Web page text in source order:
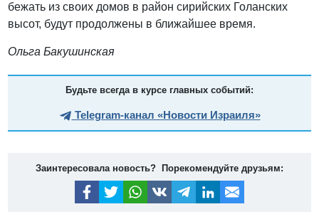
бежать из своих домов в район сирийских Голанских
высот, будут продолжены в ближайшее время.
Ольга Бакушинская
Будьте всегда в курсе главных событий:
Telegram-канал «Новости Израиля»
Заинтересовала новость? Порекомендуйте друзьям: